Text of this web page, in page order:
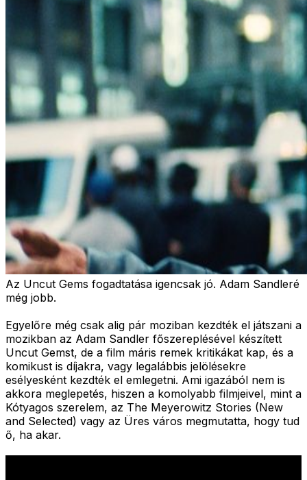
Az Uncut Gems fogadtatása igencsak jó. Adam Sandleré
még jobb.
Egyelőre még csak alig pár moziban kezdték el játszani a
mozikban az Adam Sandler főszereplésével készített
Uncut Gemst, de a film máris remek kritikákat kap, és a
komikust is díjakra, vagy legalábbis jelölésekre
esélyesként kezdték el emlegetni. Ami igazából nem is
akkora meglepetés, hiszen a komolyabb filmjeivel, mint a
Kótyagos szerelem, az The Meyerowitz Stories (New
and Selected) vagy az Üres város megmutatta, hogy tud
ő, ha akar.